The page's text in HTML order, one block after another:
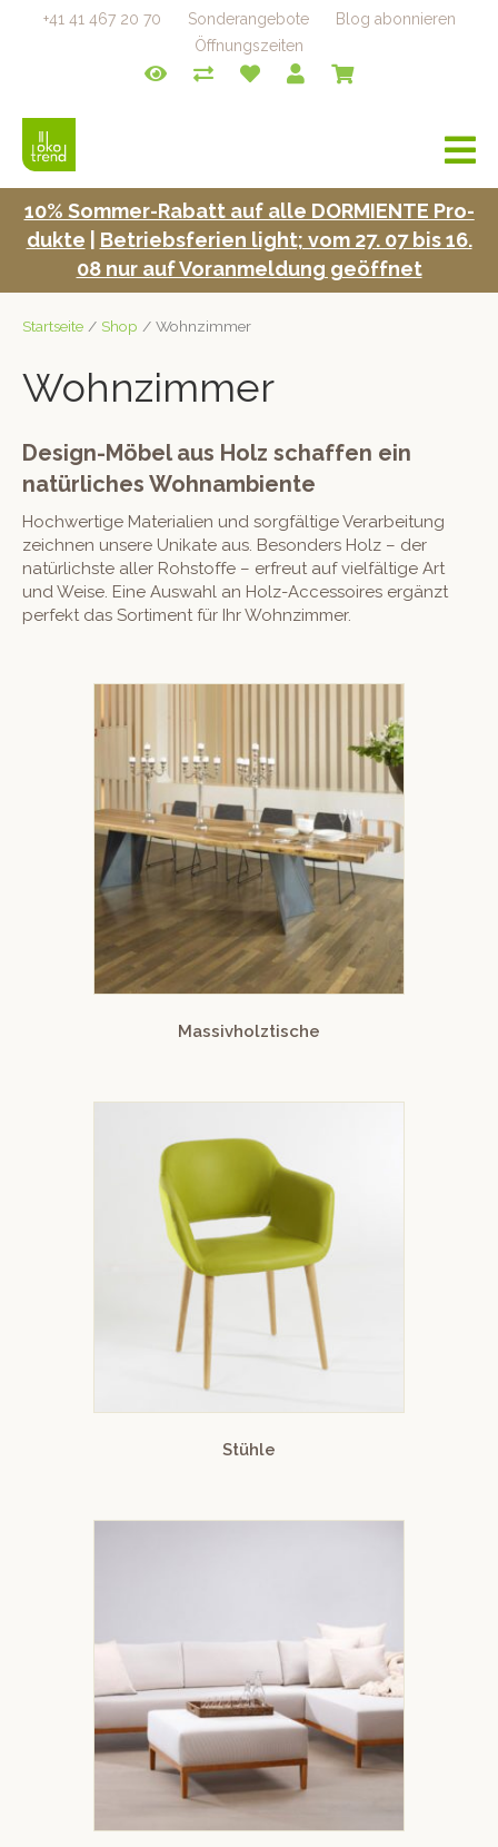
+41 41 467 20 70 Sonderangebote
Blog abonnieren
Öffnungszeiten
a
v
i
10% Som­mer-Rabatt auf alle DORMIENTE Pro­
duk­te
Betrieb­s­fe­rien light; vom 27. 07 bis 16.
08 nur auf Voran­mel­dung geöffnet
Startseite / Shop / Wohnzimmer
Wohnzimmer
Design-Möbel aus Holz schaffen ein
natürliches Wohnambiente
Hochw­er­tige Mate­ri­alien und sorgfältige Ver­ar­beitung
zeich­nen unsere Unikate aus. Beson­ders Holz – der
natür­lich­ste aller Rohstoffe – erfreut auf vielfältige Art
und Weise. Eine Auswahl an Holz-Acces­soires ergänzt
per­fekt das Sor­ti­ment für Ihr Wohnzimmer.
Massivholztische
Stühle